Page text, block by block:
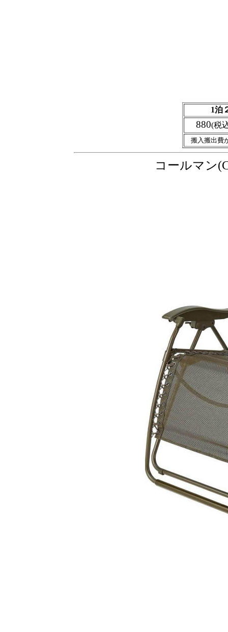
1泊
880(税
搬入搬出費
コールマン